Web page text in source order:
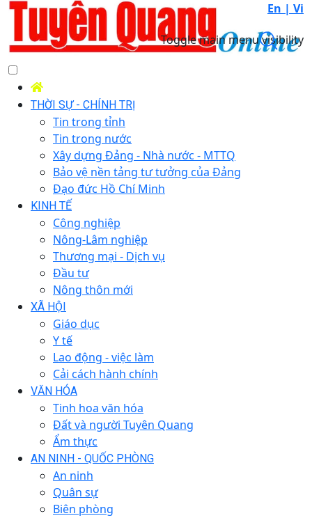
En | Vi
Toggle main menu visibility
THỜI SỰ - CHÍNH TRỊ
Tin trong tỉnh
Tin trong nước
Xây dựng Đảng - Nhà nước - MTTQ
Bảo vệ nền tảng tư tưởng của Đảng
Đạo đức Hồ Chí Minh
KINH TẾ
Công nghiệp
Nông-Lâm nghiệp
Thương mại - Dịch vụ
Đầu tư
Nông thôn mới
XÃ HỘI
Giáo dục
Y tế
Lao động - việc làm
Cải cách hành chính
VĂN HÓA
Tinh hoa văn hóa
Đất và người Tuyên Quang
Ẩm thực
AN NINH - QUỐC PHÒNG
An ninh
Quân sự
Biên phòng